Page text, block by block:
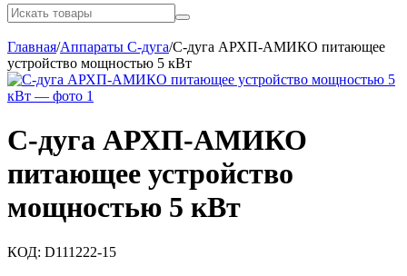
Главная/Аппараты C-дуга/С-дуга АРХП-АМИКО питающее
устройство мощностью 5 кВт
С-дуга АРХП-АМИКО
питающее устройство
мощностью 5 кВт
КОД: D111222-15